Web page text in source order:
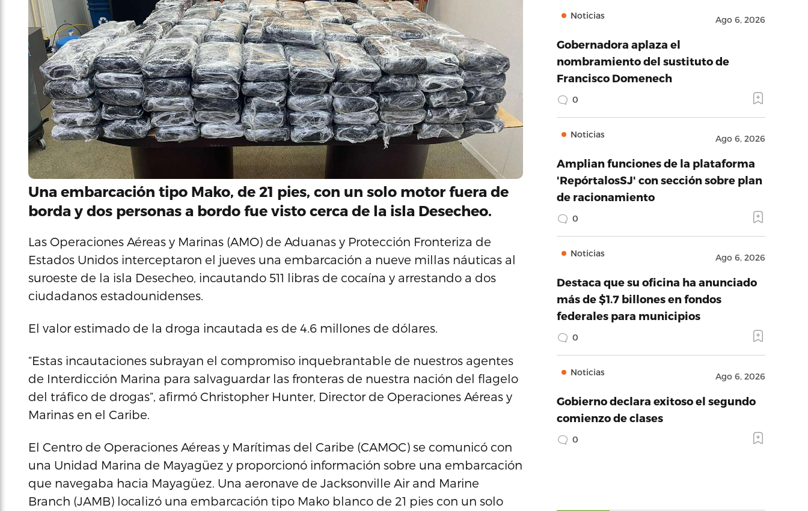
Una embarcación tipo Mako, de 21 pies, con un solo motor fuera de
borda y dos personas a bordo fue visto cerca de la isla Desecheo.
Las Operaciones Aéreas y Marinas (AMO) de Aduanas y Protección Fronteriza de
Estados Unidos interceptaron el jueves una embarcación a nueve millas náuticas al
suroeste de la isla Desecheo, incautando 511 libras de cocaína y arrestando a dos
ciudadanos estadounidenses.
El valor estimado de la droga incautada es de 4.6 millones de dólares.
“Estas incautaciones subrayan el compromiso inquebrantable de nuestros agentes
de Interdicción Marina para salvaguardar las fronteras de nuestra nación del flagelo
del tráfico de drogas”, afirmó Christopher Hunter, Director de Operaciones Aéreas y
Marinas en el Caribe.
El Centro de Operaciones Aéreas y Marítimas del Caribe (CAMOC) se comunicó con
una Unidad Marina de Mayagüez y proporcionó información sobre una embarcación
que navegaba hacia Mayagüez. Una aeronave de Jacksonville Air and Marine
Branch (JAMB) localizó una embarcación tipo Mako blanco de 21 pies con un solo
Noticias Ago 6, 2026
Gobernadora aplaza el
nombramiento del sustituto de
Francisco Domenech
0
Noticias Ago 6, 2026
Amplian funciones de la plataforma
'RepórtalosSJ' con sección sobre plan
de racionamiento
0
Noticias Ago 6, 2026
Destaca que su oficina ha anunciado
más de $1.7 billones en fondos
federales para municipios
0
Noticias Ago 6, 2026
Gobierno declara exitoso el segundo
comienzo de clases
0